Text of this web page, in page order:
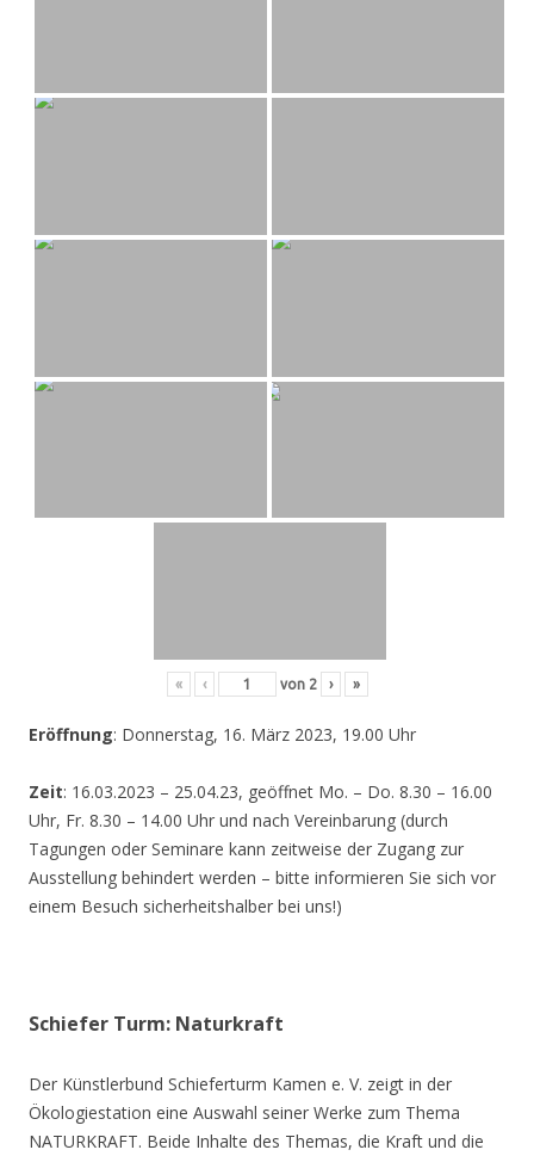
« ‹ von 2 › »
Eröffnung: Donnerstag, 16. März 2023, 19.00 Uhr
Zeit: 16.03.2023 – 25.04.23, geöffnet Mo. – Do. 8.30 – 16.00
Uhr, Fr. 8.30 – 14.00 Uhr und nach Vereinbarung (durch
Tagungen oder Seminare kann zeitweise der Zugang zur
Ausstellung behindert werden – bitte informieren Sie sich vor
einem Besuch sicherheitshalber bei uns!)
Schiefer Turm: Naturkraft
Der Künstlerbund Schieferturm Kamen e. V. zeigt in der
Ökologiestation eine Auswahl seiner Werke zum Thema
NATURKRAFT. Beide Inhalte des Themas, die Kraft und die